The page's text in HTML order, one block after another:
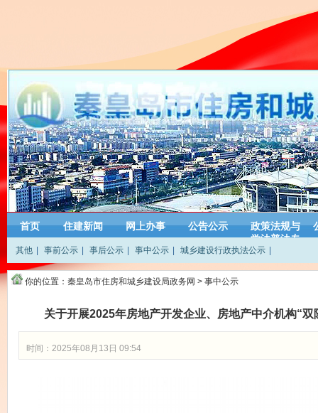
首页 住建新闻 网上办事 公告公示
政策法规与
学法普法专
栏
其他 事前公示 事后公示 事中公示 城乡建设行政执法公示
你的位置： 秦皇岛市住房和城乡建设局政务网 > 事中公示
关于开展2025年房地产开发企业、房地产中介机构“
时间：2025年08月13日 09:54